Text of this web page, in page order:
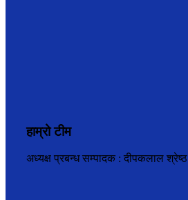
हाम्रो टीम
अध्यक्ष प्रबन्ध सम्पादक : दीपकलाल श्रेष्ठ